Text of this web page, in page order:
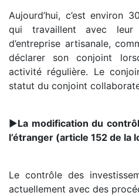
Aujourd’hui, c’est environ
qui travaillent avec leur
d’entreprise artisanale,
déclarer son conjoint
activité régulière. Le
statut du conjoint
►La modification du
l’étranger (article 152 de la
Le contrôle des
actuellement avec des